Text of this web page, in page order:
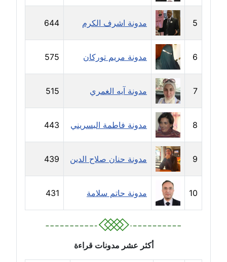
عاملة
مدونة ايمن موسي
عاملة
مدونة إيناس عراقي
عاملة
مدونة آيه ابو زهرة
عاملة
مدونة آية الدرديري
عاملة
مدونة آيه الغمري
عاملة
مدونة آية عبد العزيز
مدونة ايهاب همام
5 مدونة اشرف الكرم 644
6 مدونة مريم توركان 575
7 مدونة آيه الغمري 515
8 مدونة فاطمة البسريني 443
9 مدونة حنان صلاح الدين 439
10 مدونة حاتم سلامة 431
أكثر عشر مدونات قراءة